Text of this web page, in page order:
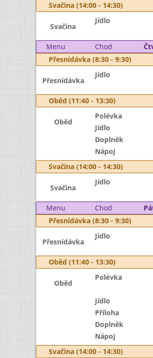
Svačina (14:00 - 14:30)
Svačina
Jídlo
Menu Chod
Přesnídávka (8:30 - 9:30)
Přesnídávka
Jídlo
Oběd (11:40 - 13:30)
Oběd
Polévka
Jídlo
Doplněk
Nápoj
Svačina (14:00 - 14:30)
Svačina
Jídlo
Menu Chod
Přesnídávka (8:30 - 9:30)
Přesnídávka
Jídlo
Oběd (11:40 - 13:30)
Oběd
Polévka
Jídlo
Příloha
Doplněk
Nápoj
Svačina (14:00 - 14:30)